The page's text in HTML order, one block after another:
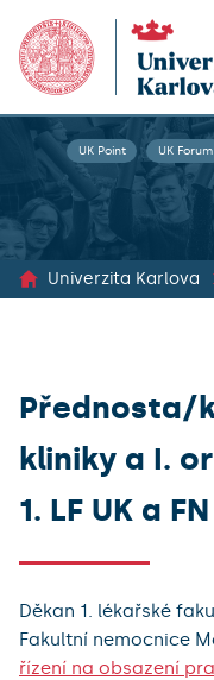
UK Point UK Forum
Univerzita Karlova
Přednosta/
kliniky a I.
1. LF UK a
Děkan 1. lékařské
Fakultní nemocnice
řízení na obsazení